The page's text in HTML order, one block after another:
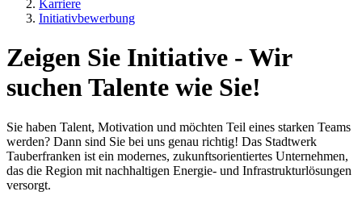
Karriere
Initiativbewerbung
Zeigen Sie Initiative - Wir
suchen Talente wie Sie!
Sie haben Talent, Motivation und möchten Teil eines starken Teams
werden? Dann sind Sie bei uns genau richtig! Das Stadtwerk
Tauberfranken ist ein modernes, zukunftsorientiertes Unternehmen,
das die Region mit nachhaltigen Energie- und Infrastrukturlösungen
versorgt.